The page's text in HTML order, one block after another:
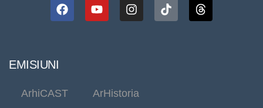
EMISIUNI
ArhiCAST
ArHistoria